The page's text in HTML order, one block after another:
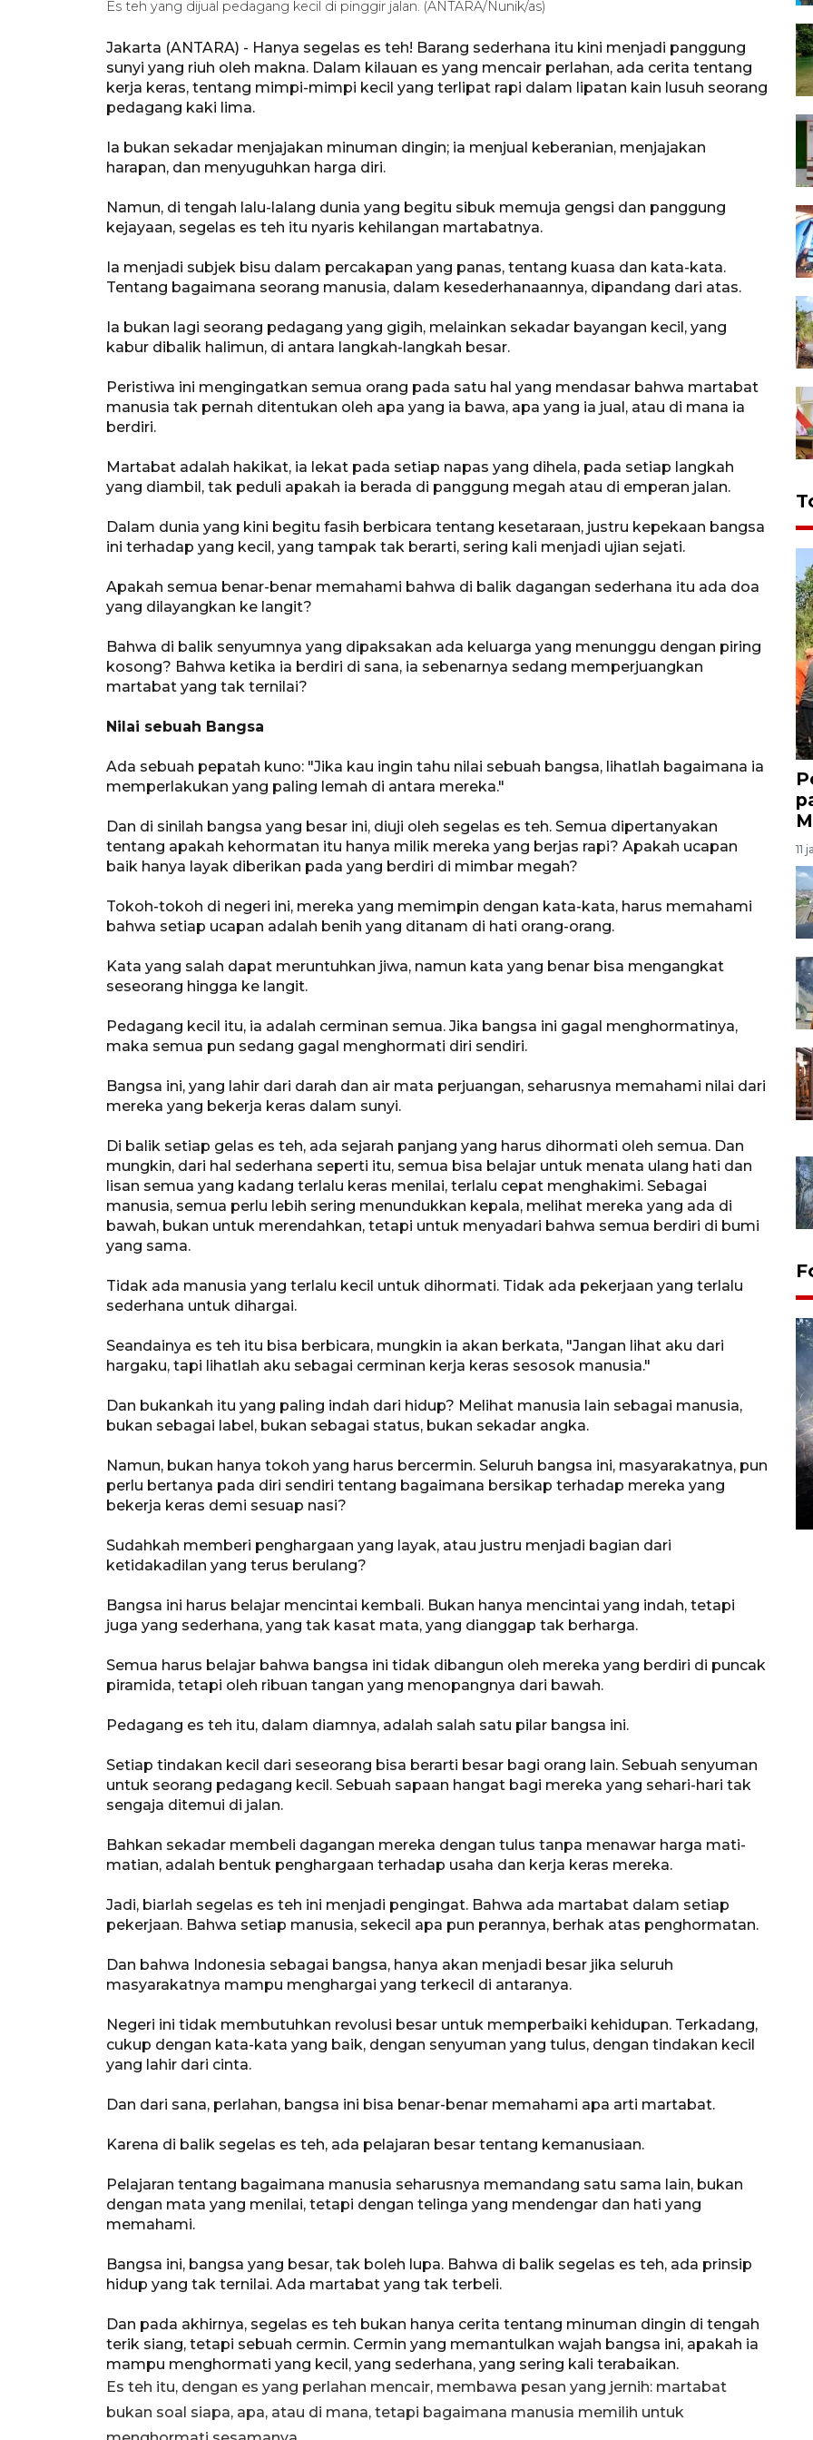
Es teh yang dijual pedagang kecil di pinggir jalan. (ANTARA/Nunik/as)
Jakarta (ANTARA) - Hanya segelas es teh! Barang sederhana itu kini menjadi panggung
sunyi yang riuh oleh makna. Dalam kilauan es yang mencair perlahan, ada cerita tentang
kerja keras, tentang mimpi-mimpi kecil yang terlipat rapi dalam lipatan kain lusuh seorang
pedagang kaki lima.
Ia bukan sekadar menjajakan minuman dingin; ia menjual keberanian, menjajakan
harapan, dan menyuguhkan harga diri.
Namun, di tengah lalu-lalang dunia yang begitu sibuk memuja gengsi dan panggung
kejayaan, segelas es teh itu nyaris kehilangan martabatnya.
Ia menjadi subjek bisu dalam percakapan yang panas, tentang kuasa dan kata-kata.
Tentang bagaimana seorang manusia, dalam kesederhanaannya, dipandang dari atas.
Ia bukan lagi seorang pedagang yang gigih, melainkan sekadar bayangan kecil, yang
kabur dibalik halimun, di antara langkah-langkah besar.
Peristiwa ini mengingatkan semua orang pada satu hal yang mendasar bahwa martabat
manusia tak pernah ditentukan oleh apa yang ia bawa, apa yang ia jual, atau di mana ia
berdiri.
Martabat adalah hakikat, ia lekat pada setiap napas yang dihela, pada setiap langkah
yang diambil, tak peduli apakah ia berada di panggung megah atau di emperan jalan.
Dalam dunia yang kini begitu fasih berbicara tentang kesetaraan, justru kepekaan bangsa
ini terhadap yang kecil, yang tampak tak berarti, sering kali menjadi ujian sejati.
Apakah semua benar-benar memahami bahwa di balik dagangan sederhana itu ada doa
yang dilayangkan ke langit?
Bahwa di balik senyumnya yang dipaksakan ada keluarga yang menunggu dengan piring
kosong? Bahwa ketika ia berdiri di sana, ia sebenarnya sedang memperjuangkan
martabat yang tak ternilai?
Nilai sebuah Bangsa
Ada sebuah pepatah kuno: "Jika kau ingin tahu nilai sebuah bangsa, lihatlah bagaimana ia
memperlakukan yang paling lemah di antara mereka."
Dan di sinilah bangsa yang besar ini, diuji oleh segelas es teh. Semua dipertanyakan
tentang apakah kehormatan itu hanya milik mereka yang berjas rapi? Apakah ucapan
baik hanya layak diberikan pada yang berdiri di mimbar megah?
Tokoh-tokoh di negeri ini, mereka yang memimpin dengan kata-kata, harus memahami
bahwa setiap ucapan adalah benih yang ditanam di hati orang-orang.
Kata yang salah dapat meruntuhkan jiwa, namun kata yang benar bisa mengangkat
seseorang hingga ke langit.
Pedagang kecil itu, ia adalah cerminan semua. Jika bangsa ini gagal menghormatinya,
maka semua pun sedang gagal menghormati diri sendiri.
Bangsa ini, yang lahir dari darah dan air mata perjuangan, seharusnya memahami nilai dari
mereka yang bekerja keras dalam sunyi.
Di balik setiap gelas es teh, ada sejarah panjang yang harus dihormati oleh semua. Dan
mungkin, dari hal sederhana seperti itu, semua bisa belajar untuk menata ulang hati dan
lisan semua yang kadang terlalu keras menilai, terlalu cepat menghakimi. Sebagai
manusia, semua perlu lebih sering menundukkan kepala, melihat mereka yang ada di
bawah, bukan untuk merendahkan, tetapi untuk menyadari bahwa semua berdiri di bumi
yang sama.
Tidak ada manusia yang terlalu kecil untuk dihormati. Tidak ada pekerjaan yang terlalu
sederhana untuk dihargai.
Seandainya es teh itu bisa berbicara, mungkin ia akan berkata, "Jangan lihat aku dari
hargaku, tapi lihatlah aku sebagai cerminan kerja keras sesosok manusia."
Dan bukankah itu yang paling indah dari hidup? Melihat manusia lain sebagai manusia,
bukan sebagai label, bukan sebagai status, bukan sekadar angka.
Namun, bukan hanya tokoh yang harus bercermin. Seluruh bangsa ini, masyarakatnya, pun
perlu bertanya pada diri sendiri tentang bagaimana bersikap terhadap mereka yang
bekerja keras demi sesuap nasi?
Sudahkah memberi penghargaan yang layak, atau justru menjadi bagian dari
ketidakadilan yang terus berulang?
Bangsa ini harus belajar mencintai kembali. Bukan hanya mencintai yang indah, tetapi
juga yang sederhana, yang tak kasat mata, yang dianggap tak berharga.
Semua harus belajar bahwa bangsa ini tidak dibangun oleh mereka yang berdiri di puncak
piramida, tetapi oleh ribuan tangan yang menopangnya dari bawah.
Pedagang es teh itu, dalam diamnya, adalah salah satu pilar bangsa ini.
Setiap tindakan kecil dari seseorang bisa berarti besar bagi orang lain. Sebuah senyuman
untuk seorang pedagang kecil. Sebuah sapaan hangat bagi mereka yang sehari-hari tak
sengaja ditemui di jalan.
Bahkan sekadar membeli dagangan mereka dengan tulus tanpa menawar harga mati-
matian, adalah bentuk penghargaan terhadap usaha dan kerja keras mereka.
Jadi, biarlah segelas es teh ini menjadi pengingat. Bahwa ada martabat dalam setiap
pekerjaan. Bahwa setiap manusia, sekecil apa pun perannya, berhak atas penghormatan.
Dan bahwa Indonesia sebagai bangsa, hanya akan menjadi besar jika seluruh
masyarakatnya mampu menghargai yang terkecil di antaranya.
Negeri ini tidak membutuhkan revolusi besar untuk memperbaiki kehidupan. Terkadang,
cukup dengan kata-kata yang baik, dengan senyuman yang tulus, dengan tindakan kecil
yang lahir dari cinta.
Dan dari sana, perlahan, bangsa ini bisa benar-benar memahami apa arti martabat.
Karena di balik segelas es teh, ada pelajaran besar tentang kemanusiaan.
Pelajaran tentang bagaimana manusia seharusnya memandang satu sama lain, bukan
dengan mata yang menilai, tetapi dengan telinga yang mendengar dan hati yang
memahami.
Bangsa ini, bangsa yang besar, tak boleh lupa. Bahwa di balik segelas es teh, ada prinsip
hidup yang tak ternilai. Ada martabat yang tak terbeli.
Dan pada akhirnya, segelas es teh bukan hanya cerita tentang minuman dingin di tengah
terik siang, tetapi sebuah cermin. Cermin yang memantulkan wajah bangsa ini, apakah ia
mampu menghormati yang kecil, yang sederhana, yang sering kali terabaikan.
Es teh itu, dengan es yang perlahan mencair, membawa pesan yang jernih: martabat
bukan soal siapa, apa, atau di mana, tetapi bagaimana manusia memilih untuk
11
Alokasi anggaran untuk bibit
kopi arabika Gayo